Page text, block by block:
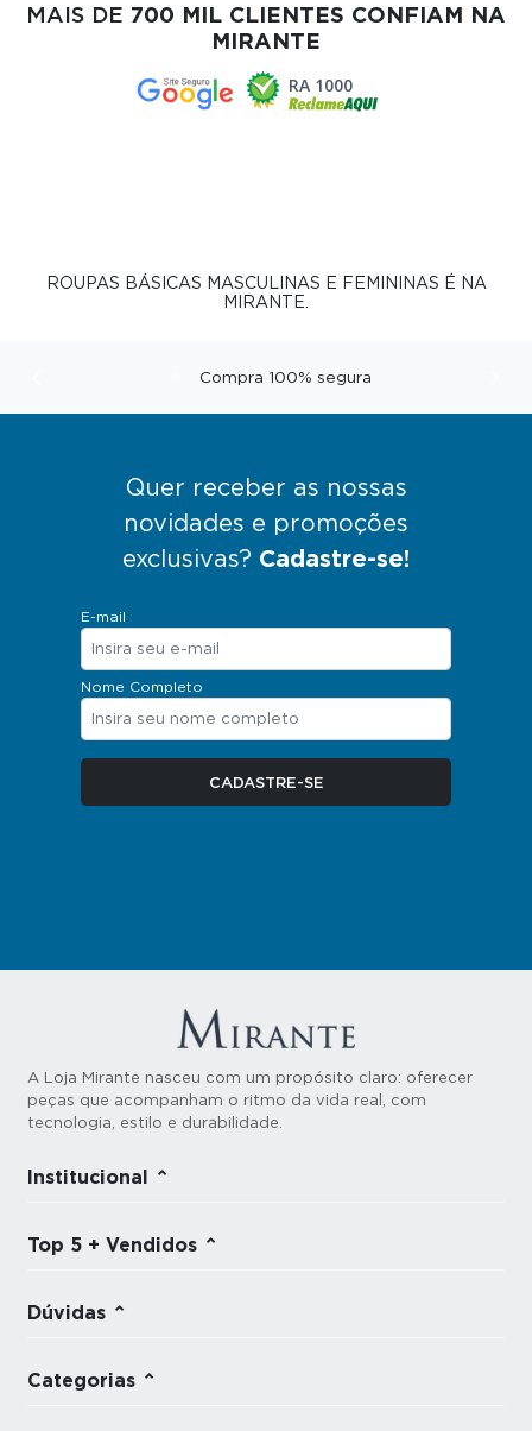
MAIS DE 700 MIL CLIENTES CONFIAM NA
MIRANTE
RA 1000
ROUPAS BÁSICAS MASCULINAS E FEMININAS É NA
MIRANTE.
Compra 100% segura
Quer receber as nossas
novidades e promoções
exclusivas? Cadastre-se!
E-mail
Nome Completo
A Loja Mirante nasceu com um propósito claro: oferecer
peças que acompanham o ritmo da vida real, com
tecnologia, estilo e durabilidade.
Institucional
Top 5 + Vendidos
Dúvidas
Categorias